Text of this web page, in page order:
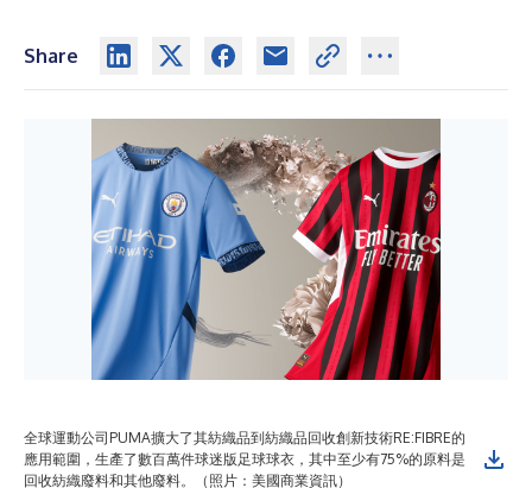
Share
全球運動公司PUMA擴大了其紡織品到紡織品回收創新技術RE:FIBRE的
應用範圍，生產了數百萬件球迷版足球球衣，其中至少有75%的原料是
回收紡織廢料和其他廢料。（照片：美國商業資訊）